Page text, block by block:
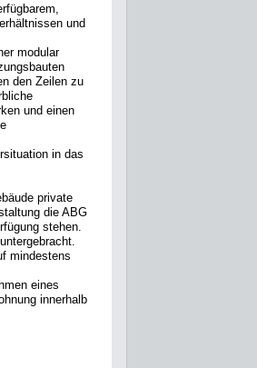
und
modular
den Zeilen zu
und einen
in das
private
die ABG
stehen.
mindestens
eines
innerhalb